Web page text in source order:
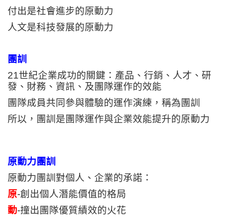
付出是社會進步的原動力
人文是科技發展的原動力
團訓
21世紀企業成功的關鍵：產品、行銷、人才、研
發、財務、資訊、及團隊運作的效能
團隊成員共同參與體驗的運作演練，稱為團訓
所以，團訓是團隊運作與企業效能提升的原動力
原動力團訓
原動力團訓對個人、企業的承諾：
原-創出個人潛能價值的格局
動-撞出團隊優質績效的火花